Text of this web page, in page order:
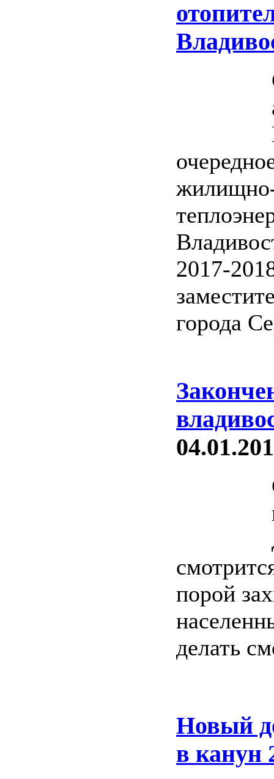
2017-
города
порой
делать
Новый
в канун